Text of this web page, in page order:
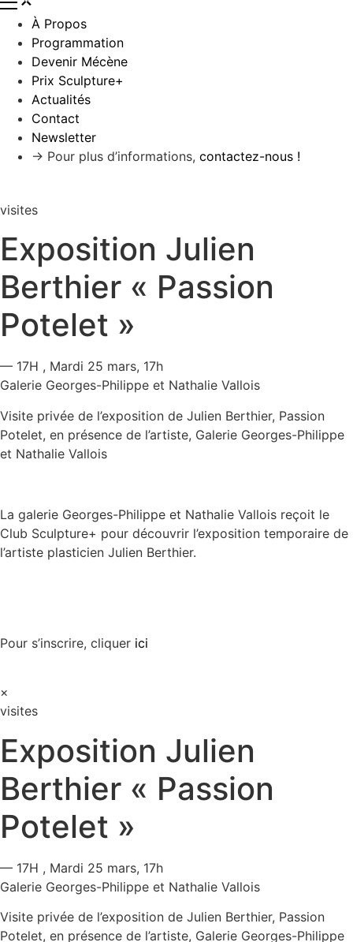
À Propos
Programmation
Devenir Mécène
Prix Sculpture+
Actualités
Contact
Newsletter
→ Pour plus d’informations, contactez-nous !
visites
Exposition Julien
Berthier « Passion
Potelet »
— 17H , Mardi 25 mars, 17h
Galerie Georges-Philippe et Nathalie Vallois
Visite privée de l’exposition de Julien Berthier, Passion
Potelet, en présence de l’artiste, Galerie Georges-Philippe
et Nathalie Vallois
La galerie Georges-Philippe et Nathalie Vallois reçoit le
Club Sculpture+ pour découvrir l’exposition temporaire de
l’artiste plasticien Julien Berthier.
Pour s’inscrire, cliquer ici
×
visites
Exposition Julien
Berthier « Passion
Potelet »
— 17H , Mardi 25 mars, 17h
Galerie Georges-Philippe et Nathalie Vallois
Visite privée de l’exposition de Julien Berthier, Passion
Potelet, en présence de l’artiste, Galerie Georges-Philippe